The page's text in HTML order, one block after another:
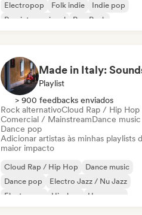
Electropop
Folk indie
Indie pop
Pop internacional
Pop Punk
Playlist
> 900 feedbacks enviados
Rock alternativoCloud Rap / Hip Hop
Comercial / MainstreamDance music
Dance pop
Adicionar artistas às minhas playlists
maior impacto
Cloud Rap / Hip Hop
Dance music
Dance pop
Electro Jazz / Nu Jazz
Electropop
Hip-hop
Hyperpop